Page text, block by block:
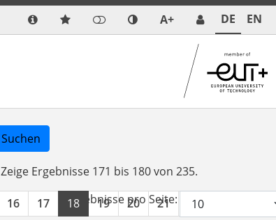
A+ DE EN
Suchen
Zeige Ergebnisse 171 bis 180 von 235.
16 17 18 19 20 21 22
Ergebnisse pro Seite: